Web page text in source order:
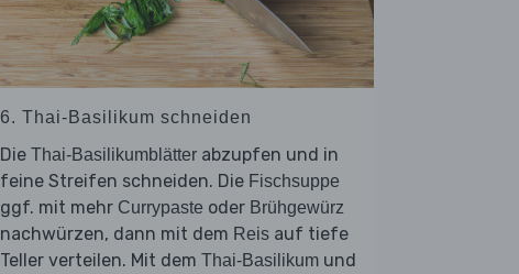
6. Thai-Basilikum schneiden
Die Thai-Basilikumblätter abzupfen und in
feine Streifen schneiden. Die Fischsuppe
ggf. mit mehr Currypaste oder Brühgewürz
nachwürzen, dann mit dem Reis auf tiefe
Teller verteilen. Mit dem Thai-Basilikum und